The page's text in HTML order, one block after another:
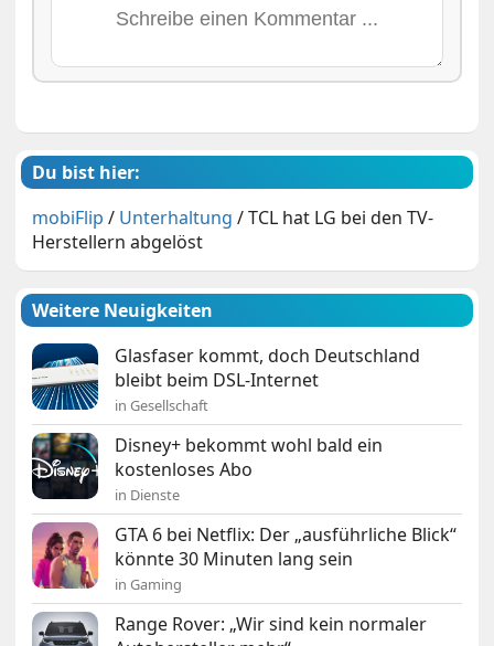
Du bist hier:
mobiFlip / Unterhaltung /TCL hat LG bei den TV-
Herstellern abgelöst
Weitere Neuigkeiten
Glasfaser kommt, doch Deutschland
bleibt beim DSL-Internet
in Gesellschaft
Disney+ bekommt wohl bald ein
kostenloses Abo
in Dienste
GTA 6 bei Netflix: Der „ausführliche Blick“
könnte 30 Minuten lang sein
in Gaming
Range Rover: „Wir sind kein normaler